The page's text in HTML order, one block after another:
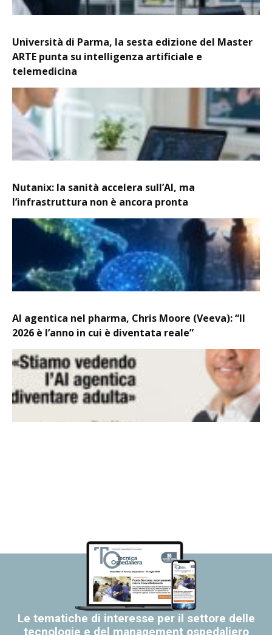
Università di Parma, la sesta edizione del Master
ARTE punta su intelligenza artificiale e
telemedicina
Nutanix: la sanità accelera sull’AI, ma
l’infrastruttura non è ancora pronta
AI agentica nel pharma, Chris Moore (Veeva): “Il
2026 è l’anno in cui è diventata reale”
Le tematiche di interesse per il settore delle
tecnologie e del management ospedaliero